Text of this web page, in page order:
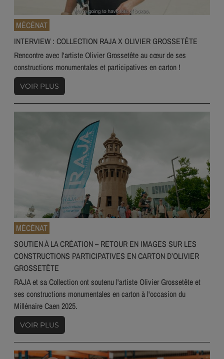
MÉCÉNAT
INTERVIEW : COLLECTION RAJA X OLIVIER GROSSETÊTE
Rencontre avec l'artiste Olivier Grossetête au cœur de ses
constructions monumentales et participatives en carton !
VOIR PLUS
MÉCÉNAT
SOUTIEN À LA CRÉATION – RETOUR EN IMAGES SUR LES
CONSTRUCTIONS PARTICIPATIVES EN CARTON D’OLIVIER
GROSSETÊTE
RAJA et sa Collection ont soutenu l'artiste Olivier Grossetête et
ses constructions monumentales en carton à l'occasion du
Millénaire Caen 2025.
VOIR PLUS